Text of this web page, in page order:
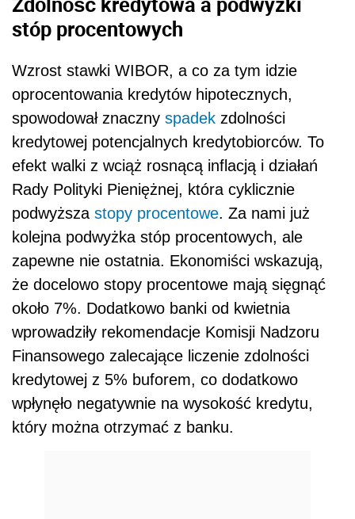
stóp procentowych
Wzrost stawki WIBOR, a co za tym idzie
oprocentowania kredytów hipotecznych,
spowodował znaczny spadek zdolności
kredytowej potencjalnych kredytobiorców. To
efekt walki z wciąż rosnącą inflacją i działań
Rady Polityki Pieniężnej, która cyklicznie
podwyższa stopy procentowe. Za nami już
kolejna podwyżka stóp procentowych, ale
zapewne nie ostatnia. Ekonomiści wskazują,
że docelowo stopy procentowe mają sięgnąć
około 7%. Dodatkowo banki od kwietnia
wprowadziły rekomendacje Komisji Nadzoru
Finansowego zalecające liczenie zdolności
kredytowej z 5% buforem, co dodatkowo
wpłynęło negatywnie na wysokość kredytu,
który można otrzymać z banku.